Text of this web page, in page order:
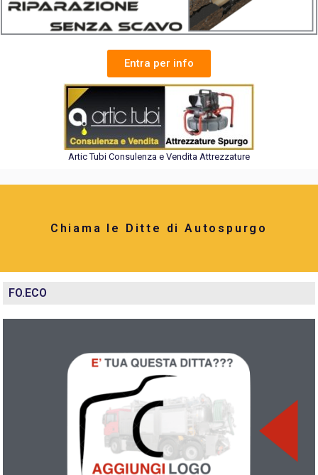
Entra per info
Artic Tubi Consulenza e Vendita Attrezzature
Chiama le Ditte di Autospurgo
FO.ECO